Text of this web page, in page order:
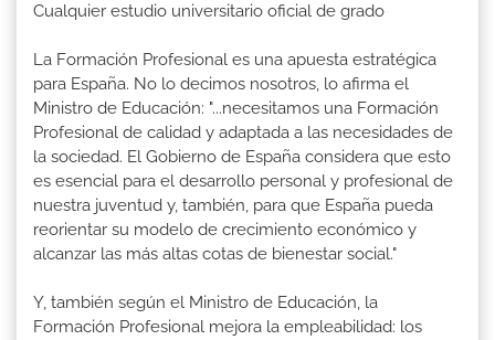
Cualquier estudio universitario oficial de grado
La Formación Profesional es una apuesta estratégica
para España. No lo decimos nosotros, lo afirma el
Ministro de Educación: "...necesitamos una Formación
Profesional de calidad y adaptada a las necesidades de
la sociedad. El Gobierno de España considera que esto
es esencial para el desarrollo personal y profesional de
nuestra juventud y, también, para que España pueda
reorientar su modelo de crecimiento económico y
alcanzar las más altas cotas de bienestar social."
Y, también según el Ministro de Educación, la
Formación Profesional mejora la empleabilidad: los